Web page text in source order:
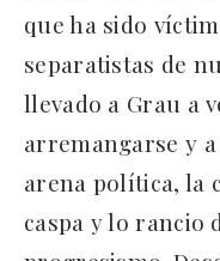
que ha sido
separatistas de
llevado a Grau a
arremangarse y
arena política, la
caspa y lo rancio